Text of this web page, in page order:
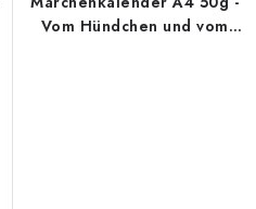
Vom Hündchen und vom